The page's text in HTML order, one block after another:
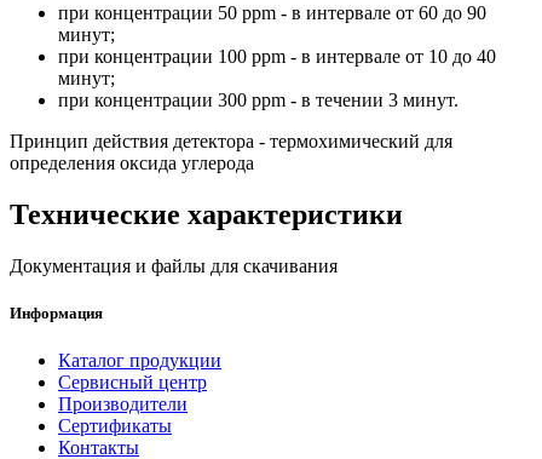
при концентрации 50 ppm - в интервале от 60 до 90
минут;
при концентрации 100 ppm - в интервале от 10 до 40
минут;
при концентрации 300 ppm - в течении 3 минут.
Принцип действия детектора - термохимический для
определения оксида углерода
Технические характеристики
Документация и файлы для скачивания
Информация
Каталог продукции
Сервисный центр
Производители
Сертификаты
Контакты